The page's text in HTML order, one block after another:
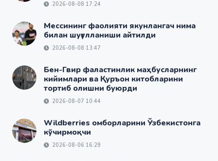
2026-08-08 17:24
Мессининг фаолияти якунлангач нима
билан шуғулланиши айтилди
2026-08-08 13:47
Бен-Гвир фаластинлик маҳбусларнинг
кийимлари ва Қуръон китобларини
тортиб олишни буюрди
2026-08-07 10:44
Wildberries омборларини Ўзбекистонга
кўчирмоқчи
2026-08-06 16:29